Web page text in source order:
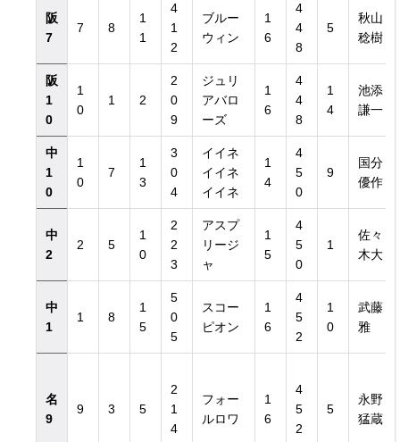
阪
7
7 8
1
1
4
1
2
ブルー
ウィン
1
6
4
4
8
5
秋山
稔樹
阪
1
0
1
0
1 2
2
0
9
ジュリ
アバロ
ーズ
1
6
4
4
8
1
4
池添
謙一
中
1
0
1
0
7
1
3
3
0
4
イイネ
イイネ
イイネ
1
4
4
5
0
9
国分
優作
中
2
2 5
1
0
2
2
3
アスプ
リージ
ャ
1
5
4
5
0
1
佐々
木大
中
1
1 8
1
5
5
0
5
スコー
ピオン
1
6
4
5
2
1
0
武藤
雅
名
9
9 3 5
2
1
4
フォー
ルロワ
1
6
4
5
2
5
永野
猛蔵